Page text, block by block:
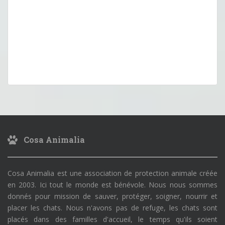
Cosa Animalia
Cosa Animalia est une association de protection animale créée
en 2003. Ici tout le monde est bénévole. Nous nous sommes
donnés pour mission de sauver, protéger, soigner, nourrir et
placer les chats. Nous n'avons pas de refuge, les chats sont
placés dans des familles d'accueil, le temps qu'ils soient